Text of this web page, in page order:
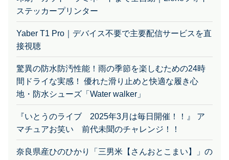
接視聴
間ドライな実感！ 優れた滑り止めと快適な履き心
地・防水シューズ「Water walker」
マチュアお笑い 前代未聞のチャレンジ！！
美味しさを知ってもらい、持続可能な農業を実現した